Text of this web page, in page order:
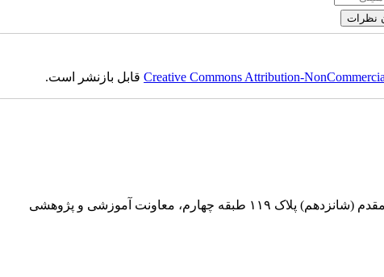
Creative Commons Attribution-قابل بازنشر است.
معاونت آموزشی و پژوهشی